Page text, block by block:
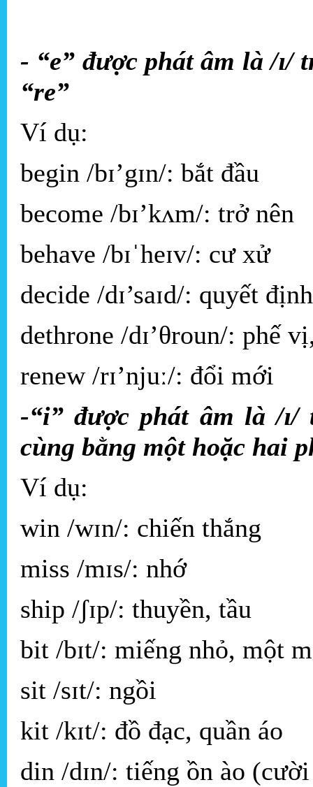
- “e” được phát âm là /ɪ/
“re”
Ví dụ:
begin /bɪ’gɪn/: bắt đầu
become /bɪ’kʌm/: trở nên
behave /bɪˈheɪv/: cư xử
decide /dɪ’saɪd/: quyết định
dethrone /dɪ’θroun/: phế
renew /rɪ’njuː/: đổi mới
-“i” được phát âm là /
cùng bằng một hoặc hai
Ví dụ:
win /wɪn/: chiến thắng
miss /mɪs/: nhớ
ship /ʃɪp/: thuyền, tầu
bit /bɪt/: miếng nhỏ, một
sit /sɪt/: ngồi
kit /kɪt/: đồ đạc, quần áo
din /dɪn/: tiếng ồn ào